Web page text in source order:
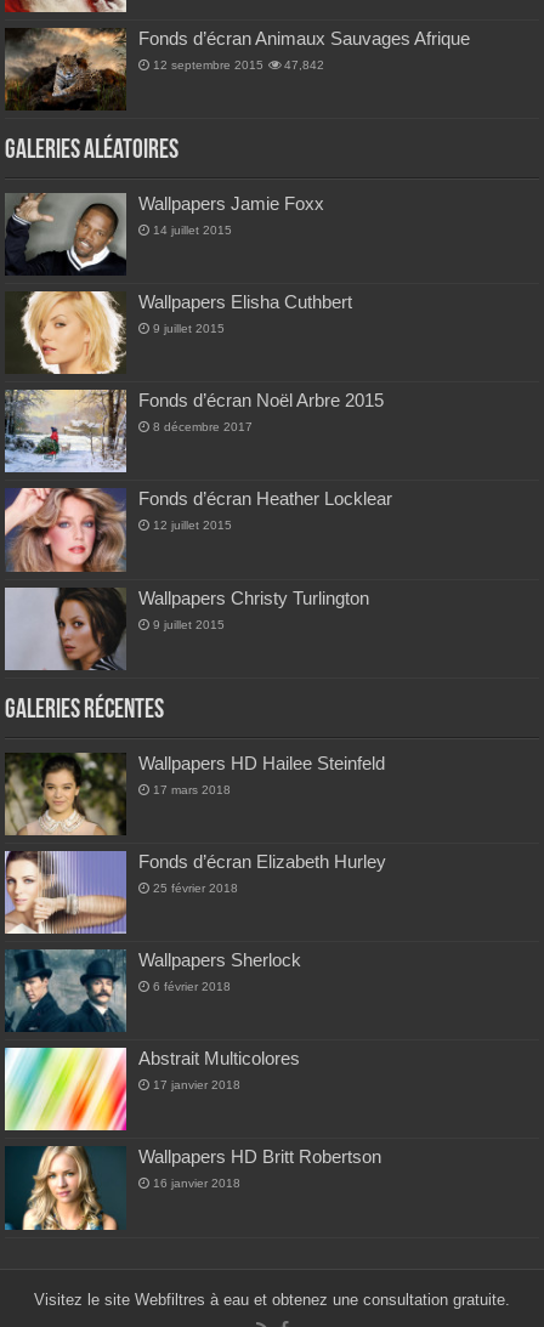
Fonds d’écran Animaux Sauvages Afrique
12 septembre 2015 47,842
Galeries Aléatoires
Wallpapers Jamie Foxx
14 juillet 2015
Wallpapers Elisha Cuthbert
9 juillet 2015
Fonds d’écran Noël Arbre 2015
8 décembre 2017
Fonds d’écran Heather Locklear
12 juillet 2015
Wallpapers Christy Turlington
9 juillet 2015
Galeries Récentes
Wallpapers HD Hailee Steinfeld
17 mars 2018
Fonds d’écran Elizabeth Hurley
25 février 2018
Wallpapers Sherlock
6 février 2018
Abstrait Multicolores
17 janvier 2018
Wallpapers HD Britt Robertson
16 janvier 2018
Visitez le site Webfiltres à eau et obtenez une consultation gratuite.